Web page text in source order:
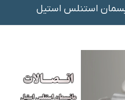
استنلس استیل